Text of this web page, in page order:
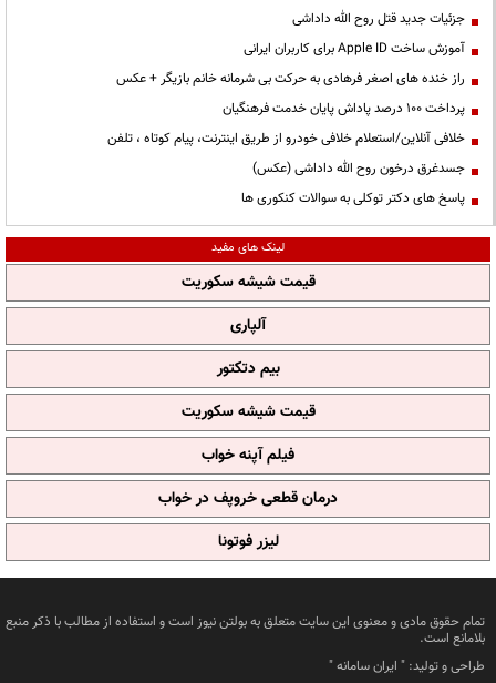
جزئیات جدید قتل روح الله داداشی
آموزش ساخت Apple ID برای کاربران ایرانی
راز خنده های اصغر فرهادی به حرکت بی شرمانه خانم بازیگر + عکس
پرداخت ۱۰۰ درصد پاداش پایان خدمت فرهنگیان
خلافی آنلاین/استعلام خلافی خودرو از طریق اینترنت، پیام کوتاه ، تلفن
جسدغرق درخون روح الله داداشی (عکس)
پاسخ های دکتر توکلی به سوالات کنکوری ها
لینک های مفید
قیمت شیشه سکوریت
آلپاری
بیم دتکتور
قیمت شیشه سکوریت
فیلم آپنه خواب
درمان قطعی خروپف در خواب
لیزر فوتونا
تمام حقوق مادی و معنوی این سایت متعلق به بولتن نیوز است و استفاده از مطالب با ذکر منبع
بلامانع است.
طراحی و تولید: " ایران سامانه"